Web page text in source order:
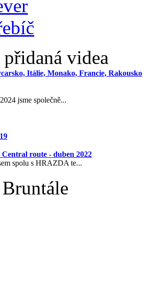
videa
Itálie, Monako, Francie, Rakousko
jsme společně...
route - duben 2022
spolu s HRAZDA te...